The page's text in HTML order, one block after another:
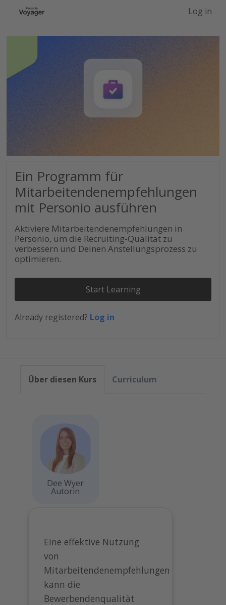
Log in
Ein Programm für
Mitarbeitendenempfehlungen
mit Personio ausführen
Aktiviere Mitarbeitendenempfehlungen in
Personio, um die Recruiting-Qualität zu
verbessern und Deinen Anstellungsprozess zu
optimieren.
Start Learning
Already registered? Log in
Über diesen Kurs
Dee Wyer
Autorin
Eine effektive Nutzung
von
Mitarbeitendenempfehlungen
kann die
Bewerbendenqualität
Curriculum